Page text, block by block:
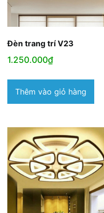
Đèn trang trí V23
1.250.000₫
Thêm vào giỏ hàng